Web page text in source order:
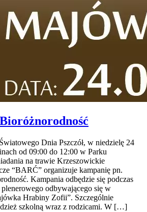
Dnia Pszczół, w niedzielę 24
od 09:00 do 12:00 w Parku
na trawie Krzeszowickie
“BARĆ” organizuje kampanię pn.
Kampania odbędzie się podczas
odbywającego się w
Hrabiny Zofii”. Szczególnie
szkolną wraz z rodzicami. W […]